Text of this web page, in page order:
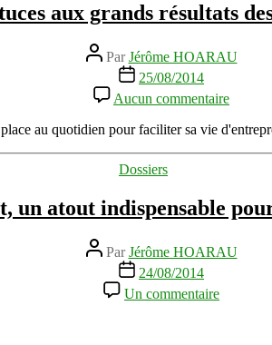
sain
aux grands résultats
Auteur
de
l’article
ParJérôme HOARAU
Date
l’article
25/08/2014
Aucun commentaire
Les
petites
astuces
aux
des
au quotidien pour faciliter sa vie
Catégories
Dossiers
un atout indispensable
Auteur
de
l’article
ParJérôme HOARAU
Date
de
l’article
24/08/2014
Un commentaire
Etre